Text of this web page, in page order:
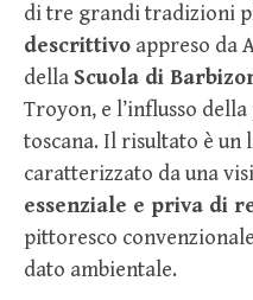
di tre grandi tradizioni
descrittivo appreso da
della Scuola di
Troyon, e l’influsso della
toscana. Il risultato è
caratterizzato da una
essenziale e priva di
pittoresco
dato ambientale.